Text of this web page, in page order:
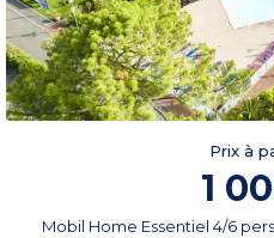
Prix à
1
Mobil Home Essentiel 4/6 pers